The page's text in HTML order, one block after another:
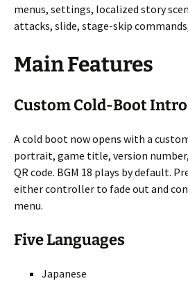
menus, settings, localized story
attacks, slide, stage-skip
Main Features
Custom Cold-Boot Intro
A cold boot now opens with a
portrait, game title, version
QR code. BGM 18 plays by default.
either controller to fade out and
menu.
Five Languages
Japanese